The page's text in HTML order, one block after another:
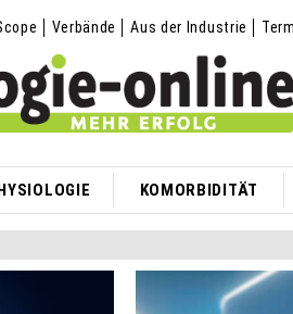
Verbände Aus der Industrie
KOMORBIDITÄT